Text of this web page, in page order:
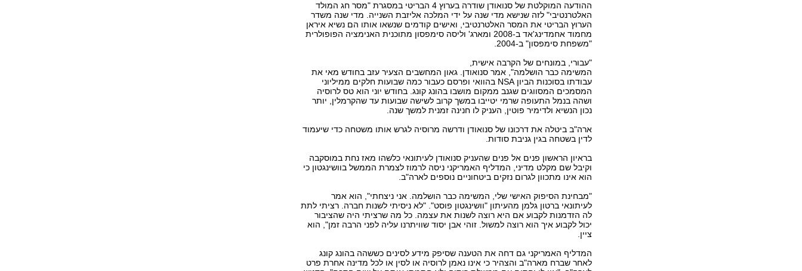
ההודעה המוקלטת של סנואודן שודרה בערוץ 4 הבריטי במסגרת "מסר חג המולד
האלטרנטיבי" לזה שנישא מדי שנה על ידי המלכה אליזבת השנייה. מדי שנה משדר
הערוץ הבריטי את המסר האלטרנטיבי, ואישים קודמים שנשאו אותו הם נשיא איראן
מחמוד אחמדינג'אד ב-2008 ומארג' וליסה סימפסון מתוכנית האנימציה הפופולרית
"משפחת סימפסון" ב-2004.
"עבורי, במונחים של הקרבה אישית,
המשימה כבר הושלמה", אמר סנואודן. גאון המחשבים הצעיר עזב בחודש מאי את
עבודתו בסוכנות הביון NSA בהוואי ופרסם כעבור כמה שבועות חלקים ממיליוני
המסמכים המסווגים שגנב ממקום מושבו בהונג קונג. בחודש יוני הוא טס לרוסיה
ושהה בנמל התעופה שרמי יטייבו במשך קרוב לשישה שבועות עד שהקרמלין, יותר
נכון הנשיא ולדימיר פוטין, העניק לו חנינה זמנית למשך שנה.
ארה"ב ביטלה את דרכונו של סנואודן ודרשה מרוסיה לגרש אותו משטחה כדי שיעמוד
לדין בשטחה בגין גניבת סודות.
בראיון הראשון פנים אל פנים שהעניק סנואודן לעיתונאי כלשהו מאז נחת במוסקבה
וקיבל שם מקלט מדיני, המדליף האמריקני ניסה לרמוז לצמרת הממשל בוושינגטון כי
הוא אינו מתכוון לגרום נזקים ביטחוניים נוספים לארה"ב.
"מבחינת הסיפוק האישי שלי, המשימה כבר הושלמה. אני ניצחתי", הוא אמר
לעיתונאי ברטון גלמן מהעיתון "וושינגטון פוסט". "לא ניסיתי לשנות חברה. רציתי לתת
לה הזדמנות לקבוע אם היא רוצה לשנות את עצמה. כל מה שרציתי היה שהציבור
יכול לקבוע איך הוא רוצה למשול. זוהי אבן יסוד שוויתרנו עליה לפני הרבה זמן", הוא
ציין.
המדליף האמריקני גם דחה את הטענה שסיפק מידע לסינים כששהה בהונג קונג
לאחר שברח מארה"ב והצהיר כי אינו נאמן לרוסיה או לסין או לכל מדינה אחרת פרט